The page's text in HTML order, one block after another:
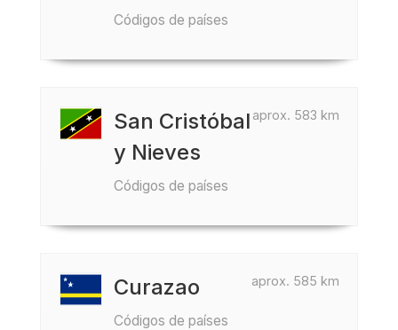
Códigos de países
aprox. 583 km
San Cristóbal
y Nieves
Códigos de países
aprox. 585 km
Curazao
Códigos de países